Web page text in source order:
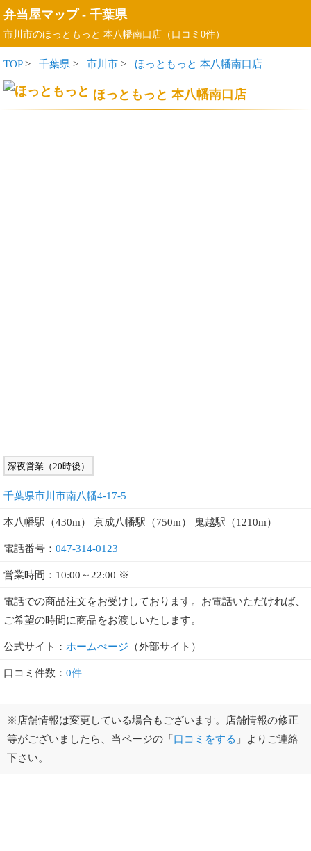
弁当屋マップ- 千葉県
市川市のほっともっと 本八幡南口店（口コミ0件）
TOP> 千葉県 > 市川市 > ほっともっと 本八幡南口店
ほっともっと 本八幡南口店
深夜営業（20時後）
千葉県市川市南八幡4-17-5
本八幡駅（430m） 京成八幡駅（750m） 鬼越駅（1210m）
電話番号： 047-314-0123
営業時間：10:00～22:00 ※
電話での商品注文をお受けしております。お電話いただければ、
ご希望の時間に商品をお渡しいたします。
公式サイト： ホームぺージ （外部サイト）
口コミ件数： 0件
※店舗情報は変更している場合もございます。店舗情報の修正
等がございましたら、当ページの「口コミをする 」よりご連絡
下さい。